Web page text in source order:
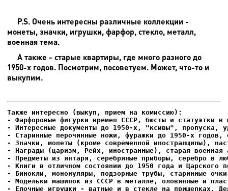
P.S. Очень интересны различные коллекции -
монеты, значки, игрушки, фарфор, стекло, металл,
военная тема.
А также - старые квартиры, где много разного до
1950-х годов. Посмотрим, посоветуем. Может, что-то и
выкупим.
- Фарфоровые фигурки времен СССР, бюсты и статуэтки в
- Интересные документы до 1950-х, "ксивы", пропуска,
- Елочные игрушки - ватные и в стекле на прищепках,